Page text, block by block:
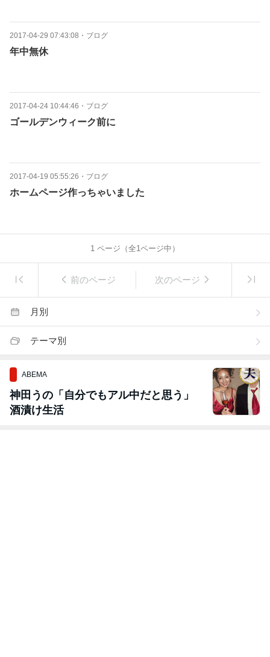
2017-04-29 07:43:08 ・ ブログ
年中無休
2017-04-24 10:44:46 ・ ブログ
ゴールデンウィーク前に
2017-04-19 05:55:26 ・ ブログ
ホームページ作っちゃいました
1 ページ（全1ページ中）
前のページ 次のページ
月別
テーマ別
ABEMA
神田うの「自分でもアル中だと思う」
酒漬け生活